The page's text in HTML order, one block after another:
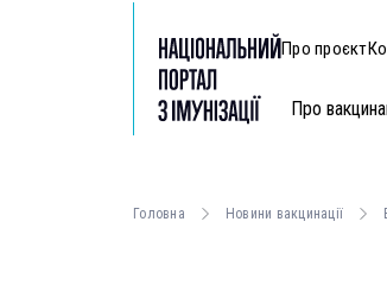
Про проєкт
Про
Головна Новини вакцинації